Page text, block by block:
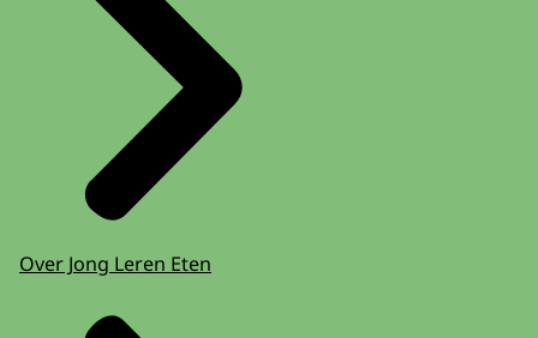
Over Jong Leren Eten